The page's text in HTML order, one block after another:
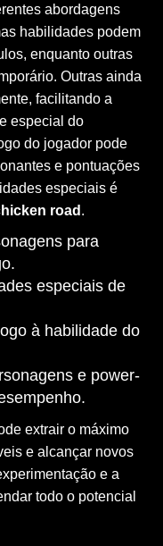
abordagens
habilidades podem
enquanto outras
Outras ainda
facilitando a
especial do
do jogador pode
e pontuações
especiais é
road .
para
especiais de
à habilidade do
e power-
extrair o máximo
e alcançar novos
e a
todo o potencial